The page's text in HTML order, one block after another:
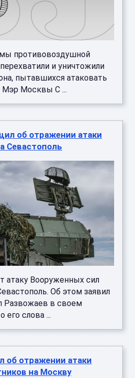
противовоздушной
и уничтожили
пытавшихся атаковать
Мэр Москвы С ...
об отражении атаки
Севастополь
атаку Вооруженных сил
Об этом заявил
Развожаев в своем
его слова ...
об отражении атаки
на Москву